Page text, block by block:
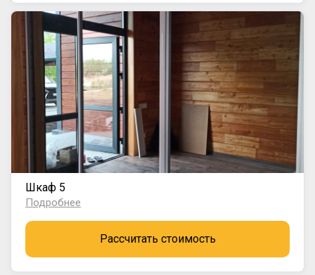
Шкаф 5
Подробнее
Рассчитать стоимость